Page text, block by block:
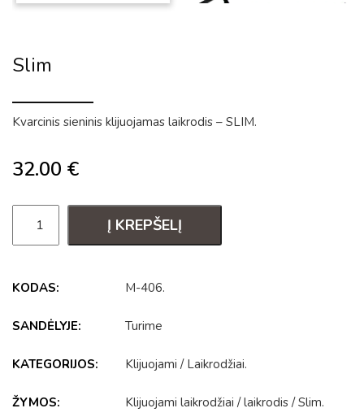
Slim
Kvarcinis sieninis klijuojamas laikrodis – SLIM.
32.00 €
Į KREPŠELĮ
KODAS: M-406.
SANDĖLYJE: Turime
KATEGORIJOS: Klijuojami / Laikrodžiai.
ŽYMOS: Klijuojami laikrodžiai /laikrodis /Slim.